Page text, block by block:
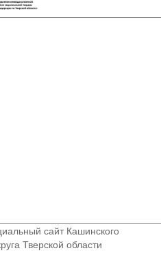
сайт Кашинского
Тверской области